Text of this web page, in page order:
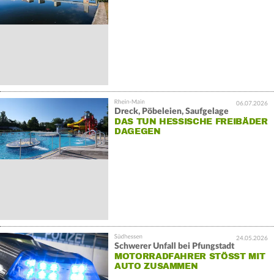
06.07.2026
Dreck, Pöbeleien, Saufgelage
DAS TUN HESSISCHE FREIBÄDER
DAGEGEN
24.05.2026
Schwerer Unfall bei Pfungstadt
MOTORRADFAHRER STÖSST MIT A
UTO ZUSAMMEN